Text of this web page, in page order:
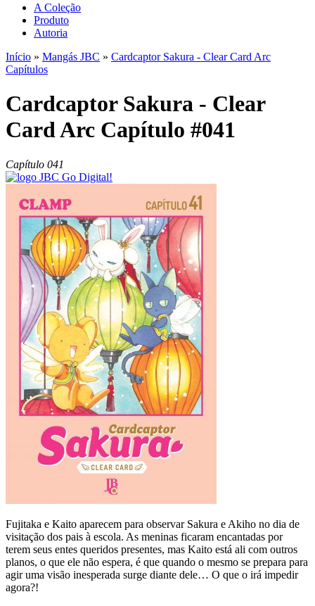
A Coleção
Produto
Autoria
Início » Mangás JBC » Cardcaptor Sakura - Clear Card Arc
Capítulos
Cardcaptor Sakura - Clear
Card Arc Capítulo #041
Capítulo 041
Fujitaka e Kaito aparecem para observar Sakura e Akiho no dia de
visitação dos pais à escola. As meninas ficaram encantadas por
terem seus entes queridos presentes, mas Kaito está ali com outros
planos, o que ele não espera, é que quando o mesmo se prepara para
agir uma visão inesperada surge diante dele… O que o irá impedir
agora?!